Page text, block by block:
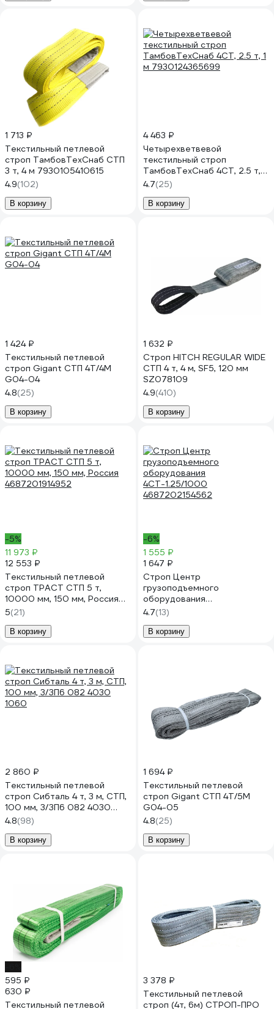
1 713 ₽
Текстильный петлевой
строп ТамбовТехСнаб СТП
3 т, 4 м 7930105410615
4.9(102)
В корзину
4 463 ₽
Четырехветвевой
текстильный строп
ТамбовТехСнаб 4СТ, 2.5 т, 1
м 7930124365699
4.7(25)
В корзину
1 424 ₽
Текстильный петлевой
строп Gigant СТП 4Т/4М
G04-04
4.8(25)
В корзину
1 632 ₽
Строп HITCH REGULAR WIDE
СТП 4 т, 4 м, SF5, 120 мм
SZ078109
4.9(410)
В корзину
-5%
11 973 ₽
12 553 ₽
Текстильный петлевой
строп ТРАСТ СТП 5 т,
10000 мм, 150 мм, Россия
4687201914952
5(21)
В корзину
-6%
1 555 ₽
1 647 ₽
Строп Центр
грузоподъемного
оборудования
4СТ-1.25/1000
4687202154562
4.7(13)
В корзину
2 860 ₽
Текстильный петлевой
строп Сибталь 4 т, 3 м, СТП,
100 мм, 3/ЗП6 082 4030
1060
4.8(98)
В корзину
1 694 ₽
Текстильный петлевой
строп Gigant СТП 4Т/5М
G04-05
4.8(25)
В корзину
595 ₽
630 ₽
Текстильный петлевой
3 378 ₽
Текстильный петлевой
строп (4т, 6м) СТРОП-ПРО